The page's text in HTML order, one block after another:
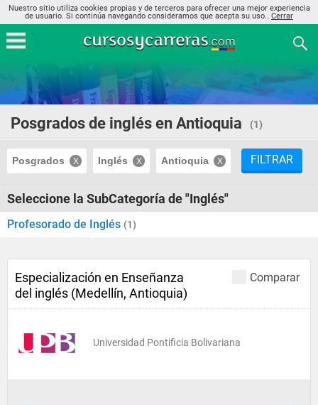
Nuestro sitio utiliza cookies propias y de terceros para ofrecer una mejor experiencia
de usuario. Si continúa navegando consideramos que acepta su uso.. Cerrar
Posgrados de inglés en Antioquia (1)
Posgrados Inglés Antioquia FILTRAR
Seleccione la SubCategoría de "Inglés"
Profesorado de Inglés (1)
Comparar
Especialización en Enseñanza
del inglés (Medellín, Antioquia)
Universidad Pontificia Bolivariana